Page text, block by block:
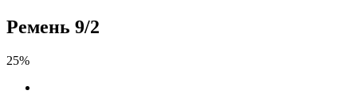
Ремень 9/2
25%